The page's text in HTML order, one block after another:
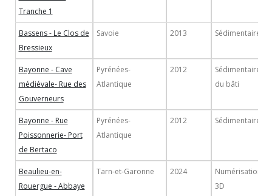
Tranche 1
Bassens - Le Clos de
Bressieux
Savoie 2013 Sédimentaire
Bayonne - Cave
médiévale- Rue des
Gouverneurs
Pyrénées-
Atlantique
2012
Sédimentaire/
du bâti
Bayonne - Rue
Poissonnerie- Port
de Bertaco
Pyrénées-
Atlantique
2012 Sédimentaire
Beaulieu-en-
Rouergue - Abbaye
Tarn-et-Garonne 2024
Numérisation/
3D